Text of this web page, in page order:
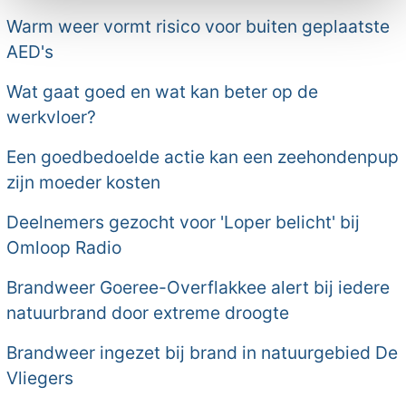
Warm weer vormt risico voor buiten geplaatste
AED's
Wat gaat goed en wat kan beter op de
werkvloer?
Een goedbedoelde actie kan een zeehondenpup
zijn moeder kosten
Deelnemers gezocht voor 'Loper belicht' bij
Omloop Radio
Brandweer Goeree-Overflakkee alert bij iedere
natuurbrand door extreme droogte
Brandweer ingezet bij brand in natuurgebied De
Vliegers